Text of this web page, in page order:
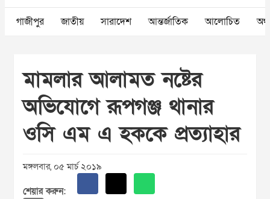
গাজীপুর জাতীয় সারাদেশ আন্তর্জাতিক আলোচিত
মামলার আলামত নষ্টের
অভিযোগে রূপগঞ্জ থানার
ওসি এম এ হককে প্রত্যাহার
মঙ্গলবার, ০৫ মার্চ ২০১৯
শেয়ার করুন: